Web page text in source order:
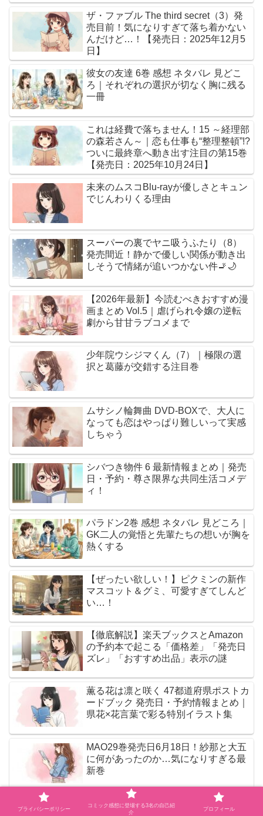
ザ・ファブル The third secret（3）発
売目前！気になりすぎて落ち着かない
んだけど…！【発売日：2025年12月5
日】
彼女の友達 6巻 感想 ネタバレ 見どこ
ろ｜それぞれの選択が切なく胸に残る
一冊
これは経費で落ちません！15 ～経理部
の森若さん～｜恋も仕事も“整理整頓”!?
ついに最終章へ動き出す注目の第15巻
【発売日：2025年10月24日】
未来のムスコBlu-rayが優しさとキュン
でじんわりくる理由
スーパーの裏でヤニ吸うふたり（8）
発売間近！静かで優しい関係が動き出
しそうで情緒が追いつかない件🚬🌙
【2026年最新】今読むべきおすすめ漫
画まとめ Vol.5｜虐げられ令嬢の逆転
劇から甘甘ラブコメまで
少年院ウシジマくん（7）｜極限の選
択と葛藤が交錯する注目巻
ムサシノ輪舞曲 DVD-BOXで、大人に
なっても恋はやっぱり難しいって実感
しちゃう
シバつき物件 6 最新情報まとめ｜発売
日・予約・尊さ限界な共同生活コメデ
ィ！
パラドン2巻 感想 ネタバレ 見どころ｜
GK二人の覚悟と先輩たちの想いが胸を
熱くする
【ぜったい欲しい！】ピクミンの新作
マスコット＆グミ、可愛すぎてしんど
い…！
【徹底解説】楽天ブックスとAmazon
の予約本で起こる「価格差」「発売日
ズレ」「おすすめ出品」表示の謎
薫る花は凛と咲く 47都道府県ポストカ
ードブック 発売日・予約情報まとめ｜
県花×花言葉で彩る特別イラスト集
MAO29巻発売日6月18日！紗那と大五
に何があったのか…気になりすぎる最
新巻
ブルーロック（37）最新情報まとめ｜
プライバシーポリシー
コミック感想に登場する3名の自己紹
介
プロフィール